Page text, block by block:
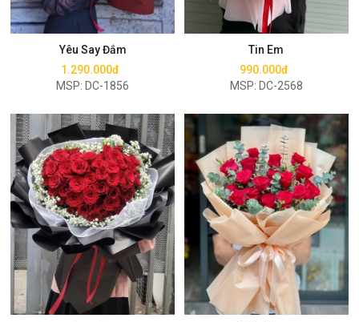
Yêu Say Đắm
1.290.000đ
MSP: DC-1856
Mua ngay
Tin Em
990.000đ
MSP: DC-2568
Mua ngay
Mua ngay Mua ngay